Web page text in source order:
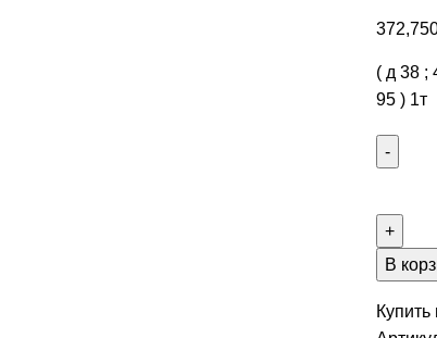
( д 38 ;
95 ) 1т
В
Купить